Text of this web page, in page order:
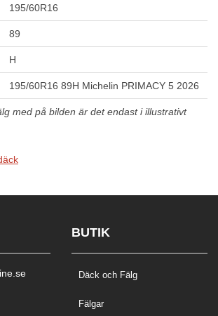
195/60R16
89
H
195/60R16 89H Michelin PRIMACY 5 2026
med på bilden är det endast i illustrativt
BUTIK
Däck och Fälg
Fälgar